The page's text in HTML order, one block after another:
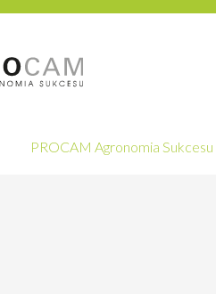
PROCAM Agronomia Sukcesu